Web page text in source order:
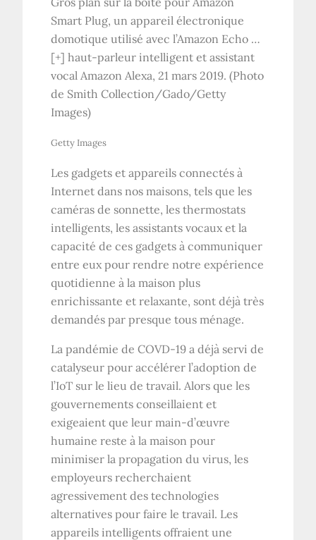
Smart Plug, un appareil électronique
domotique utilisé avec l’Amazon Echo …
[+] haut-parleur intelligent et assistant
vocal Amazon Alexa, 21 mars 2019. (Photo
de Smith Collection/Gado/Getty
Images)
Getty Images
Les gadgets et appareils connectés à
Internet dans nos maisons, tels que les
caméras de sonnette, les thermostats
intelligents, les assistants vocaux et la
capacité de ces gadgets à communiquer
entre eux pour rendre notre expérience
quotidienne à la maison plus
enrichissante et relaxante, sont déjà très
demandés par presque tous ménage.
La pandémie de COVD-19 a déjà servi de
catalyseur pour accélérer l’adoption de
l’IoT sur le lieu de travail. Alors que les
gouvernements conseillaient et
exigeaient que leur main-d’œuvre
humaine reste à la maison pour
minimiser la propagation du virus, les
employeurs recherchaient
agressivement des technologies
alternatives pour faire le travail. Les
appareils intelligents offraient une